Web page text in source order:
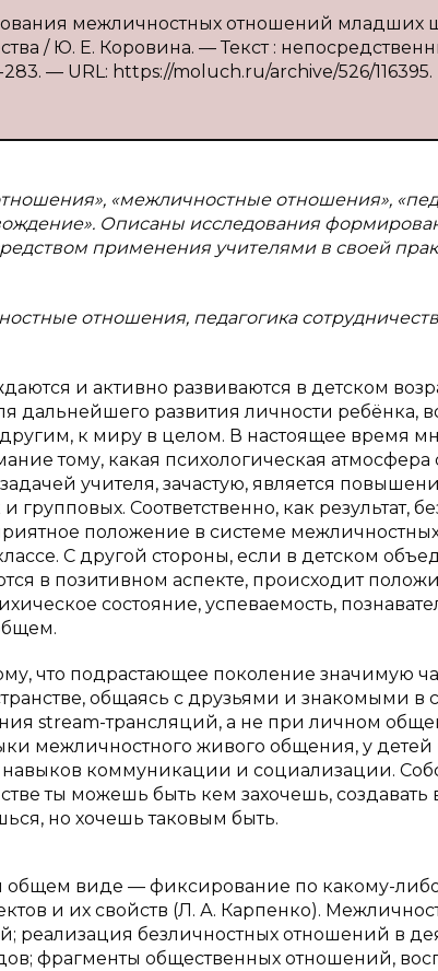
межличностных отношений младших
/ Ю. Е. Коровина. — Текст :
— URL: https://moluch.ru/archive/526/116395.
«межличностные отношения»,
Описаны исследования
применения учителями в своей
отношения, педагогика
и активно развиваются в детском
дальнейшего развития личности ребёнка,
к миру в целом. В настоящее время
тому, какая психологическая атмосфера
учителя, зачастую, является
групповых. Соответственно, как результат,
положение в системе
С другой стороны, если в детском
в позитивном аспекте, происходит
состояние, успеваемость,
что подрастающее поколение значимую
общаясь с друзьями и знакомыми в
stream-трансляций, а не при личном
межличностного живого общения, у
навыков коммуникации и социализации.
ты можешь быть кем захочешь, создавать
но хочешь таковым быть.
виде — фиксирование по какому-
и их свойств (Л. А. Карпенко).
безличностных отношений в
фрагменты общественных отношений,